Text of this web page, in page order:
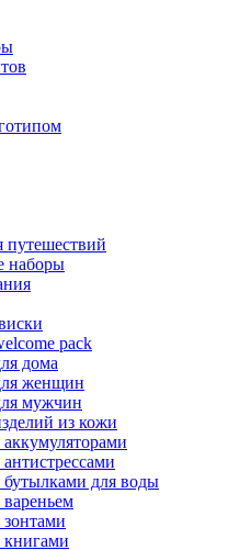
наборы
pack
дома
женщин
мужчин
из кожи
для воды